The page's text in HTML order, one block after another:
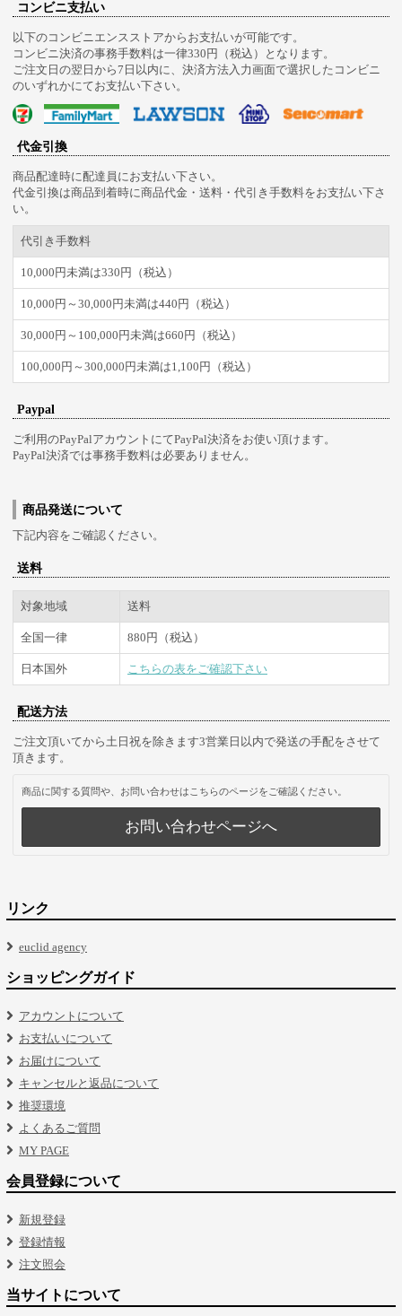
コンビニ支払い
以下のコンビニエンスストアからお支払いが可能です。
コンビニ決済の事務手数料は一律330円（税込）となります。
ご注文日の翌日から7日以内に、決済方法入力画面で選択したコンビニ
のいずれかにてお支払い下さい。
代金引換
商品配達時に配達員にお支払い下さい。
代金引換は商品到着時に商品代金・送料・代引き手数料をお支払い下さ
い。
代引き手数料
10,000円未満は330円（税込）
10,000円～30,000円未満は440円（税込）
30,000円～100,000円未満は660円（税込）
100,000円～300,000円未満は1,100円（税込）
Paypal
ご利用のPayPalアカウントにてPayPal決済をお使い頂けます。
PayPal決済では事務手数料は必要ありません。
商品発送について
下記内容をご確認ください。
送料
対象地域 送料
全国一律 880円（税込）
日本国外 こちらの表をご確認下さい
配送方法
ご注文頂いてから土日祝を除きます3営業日以内で発送の手配をさせて
頂きます。
商品に関する質問や、お問い合わせはこちらのページをご確認ください。
お問い合わせページへ
リンク
euclid agency
ショッピングガイド
アカウントについて
お支払いについて
お届けについて
キャンセルと返品について
推奨環境
よくあるご質問
MY PAGE
会員登録について
新規登録
登録情報
注文照会
当サイトについて